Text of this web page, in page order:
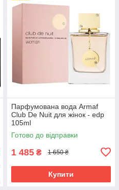
Парфумована вода Armaf
Club De Nuit для жінок - edp
105ml
Готово до відправки
1 485 ₴ 1 650 ₴
Купити